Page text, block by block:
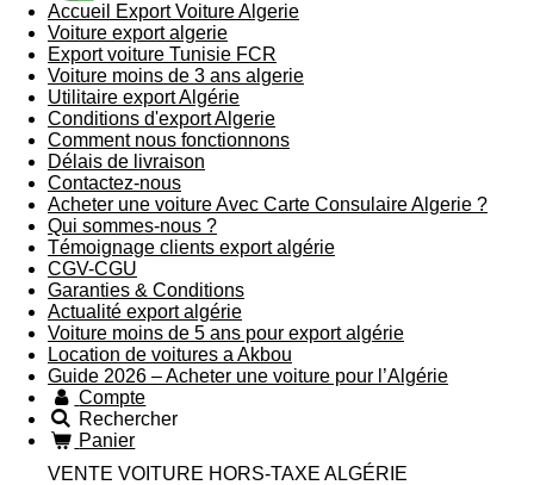
Accueil Export Voiture Algerie
Voiture export algerie
Export voiture Tunisie FCR
Voiture moins de 3 ans algerie
Utilitaire export Algérie
Conditions d'export Algerie
Comment nous fonctionnons
Délais de livraison
Contactez-nous
Acheter une voiture Avec Carte Consulaire Algerie ?
Qui sommes-nous ?
Témoignage clients export algérie
CGV-CGU
Garanties & Conditions
Actualité export algérie
Voiture moins de 5 ans pour export algérie
Location de voitures a Akbou
Guide 2026 – Acheter une voiture pour l’Algérie
Compte
Rechercher
Panier
VENTE VOITURE HORS-TAXE ALGÉRIE